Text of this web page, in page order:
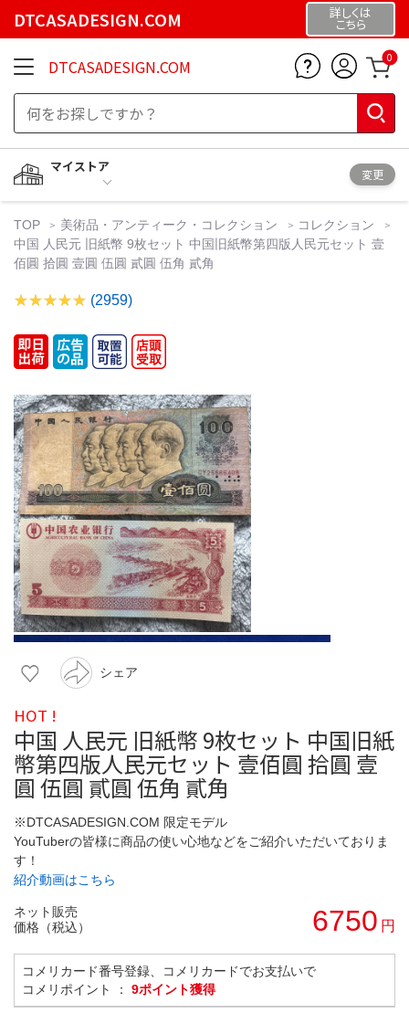
DTCASADESIGN.COM 詳しくは
こちら
DTCASADESIGN.COM 0
マイストア
変更
TOP 美術品・アンティーク・コレクション
コレクション
中国 人民元 旧紙幣 9枚セット 中国旧紙幣第四版人民元セット 壹
佰圓 拾圓 壹圓 伍圓 貳圓 伍角 貳角
(2959)
シェア
HOT !
中国 人民元 旧紙幣 9枚セット 中国旧紙
幣第四版人民元セット 壹佰圓 拾圓 壹
圓 伍圓 貳圓 伍角 貳角
※DTCASADESIGN.COM 限定モデル
YouTuberの皆様に商品の使い心地などをご紹介いただいておりま
す！
紹介動画はこちら
ネット販売
価格（税込）
6750 円
コメリカード番号登録、コメリカードでお支払いで
コメリポイント ： 9ポイント獲得